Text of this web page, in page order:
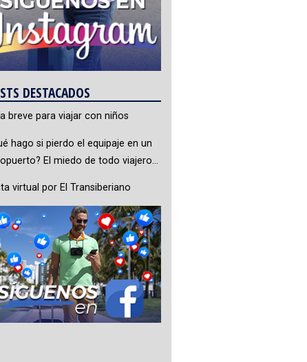
DESTACADOS
breve para viajar con niños
hago si pierdo el equipaje en un
El miedo de todo viajero…
virtual por El Transiberiano